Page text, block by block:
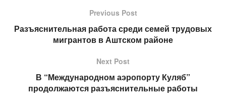
Previous Post
Разъяснительная работа среди семей трудовых
мигрантов в Аштском районе
Next Post
В “Международном аэропорту Куляб”
продолжаются разъяснительные работы